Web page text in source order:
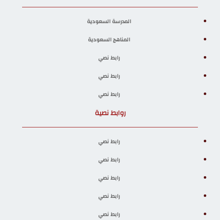
المدرسة السعودية
المناهج السعودية
رابط نصي
رابط نصي
رابط نصي
روابط نصية
رابط نصي
رابط نصي
رابط نصي
رابط نصي
رابط نصي